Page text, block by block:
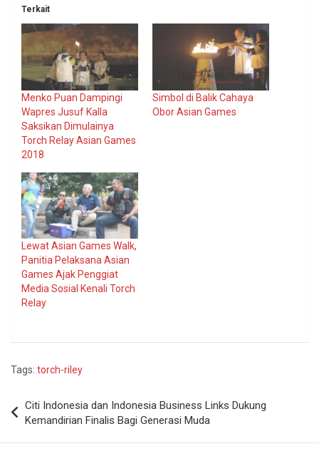
Terkait
Menko Puan Dampingi
Wapres Jusuf Kalla
Saksikan Dimulainya
Torch Relay Asian Games
2018
Simbol di Balik Cahaya
Obor Asian Games
Lewat Asian Games Walk,
Panitia Pelaksana Asian
Games Ajak Penggiat
Media Sosial Kenali Torch
Relay
Tags: torch-riley
pos
Citi Indonesia dan Indonesia Business Links Dukung
Kemandirian Finalis Bagi Generasi Muda